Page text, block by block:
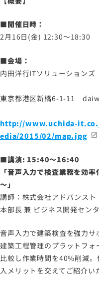
■開催日時：
2月16日(金) 12:30～18:30
■会場：
内田洋行ITソリューション
東京都港区新橋6-1-11
http://www.uchida-
edia/2015/02/map.jpg
■講演: 15:40～16:40
「音声入力で検査業務を効
～」
講師：株式会社アドバンス
本部長 兼 ビジネス開発セン
音声入力で建築検査を強力
建築工程管理のプラットフ
比較し作業時間を40%削減
入メリットを交えてご紹介い